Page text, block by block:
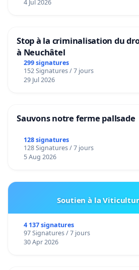
4 Jul 2026
Stop à la criminalisation du
à Neuchâtel
299 signatures
152 Signatures / 7 jours
29 Jul 2026
Sauvons notre ferme pallsade
128 signatures
128 Signatures / 7 jours
5 Aug 2026
Soutien à la
4 137 signatures
97 Signatures / 7 jours
30 Apr 2026